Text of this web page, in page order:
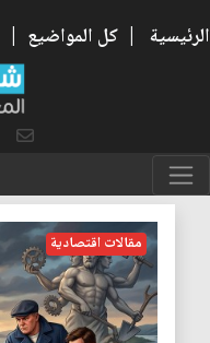
الرئيسية | كل المواضيع |
مقالات اقتصادية